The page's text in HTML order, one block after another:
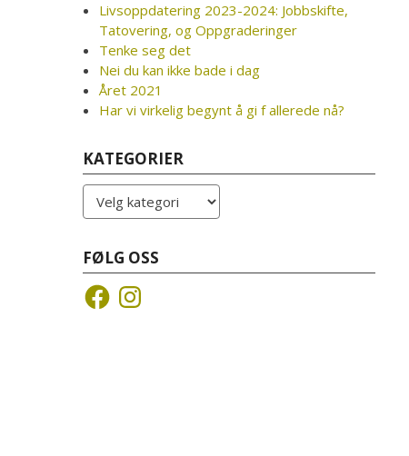
Livsoppdatering 2023-2024: Jobbskifte,
Tatovering, og Oppgraderinger
Tenke seg det
Nei du kan ikke bade i dag
Året 2021
Har vi virkelig begynt å gi f allerede nå?
KATEGORIER
Kategorier
FØLG OSS
FacebookInstagram